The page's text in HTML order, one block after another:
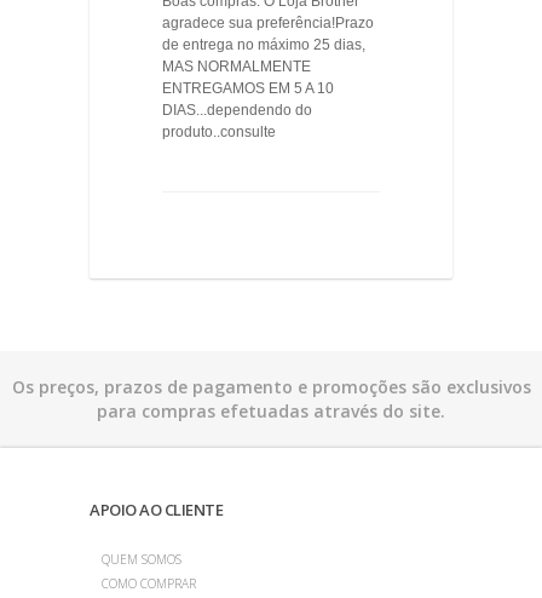
UTENSÍLIOS
agradece sua preferência!Prazo
de entrega no máximo 25 dias,
MAS NORMALMENTE
ENTREGAMOS EM 5 A 10
DIAS...dependendo do
produto..consulte
Os preços, prazos de pagamento e promoções são exclusivos
para compras efetuadas através do site.
APOIO AO CLIENTE
QUEM SOMOS
COMO COMPRAR